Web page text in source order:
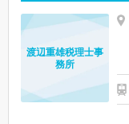
渡辺重雄税理士事
務所